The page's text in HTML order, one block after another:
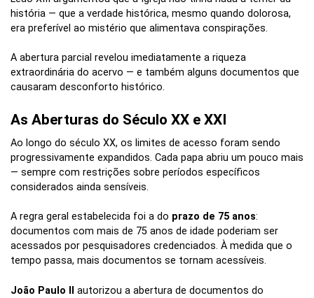
história — que a verdade histórica, mesmo quando dolorosa,
era preferível ao mistério que alimentava conspirações.
A abertura parcial revelou imediatamente a riqueza
extraordinária do acervo — e também alguns documentos que
causaram desconforto histórico.
As Aberturas do Século XX e XXI
Ao longo do século XX, os limites de acesso foram sendo
progressivamente expandidos. Cada papa abriu um pouco mais
— sempre com restrições sobre períodos específicos
considerados ainda sensíveis.
A regra geral estabelecida foi a do prazo de 75 anos:
documentos com mais de 75 anos de idade poderiam ser
acessados por pesquisadores credenciados. À medida que o
tempo passa, mais documentos se tornam acessíveis.
João Paulo II
autorizou a abertura de documentos do